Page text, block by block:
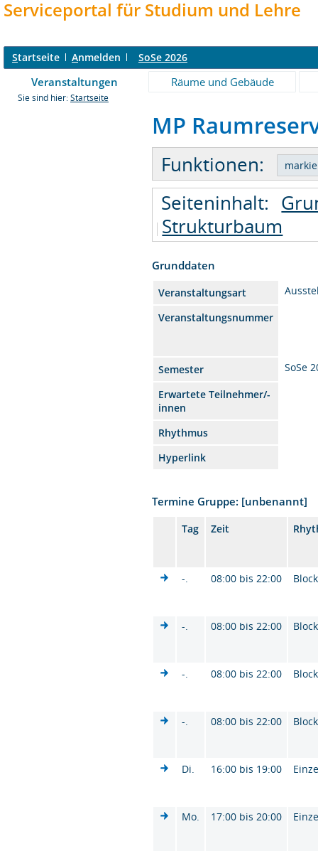
Serviceportal für Studium und Lehre
Startseite Anmelden SoSe 2026
Veranstaltungen Räume und Gebäude
Sie sind hier: Startseite
MP
Funktionen:
Seiteninhalt:
Strukturbaum
Grunddaten
Veranstaltungsart
Veranstaltungsnummer
Semester
SoSe
Erwartete Teilnehmer/-
innen
Rhythmus
Hyperlink
Termine Gruppe: [unbenannt]
Tag Zeit
-. 08:00 bis 22:00
-. 08:00 bis 22:00
-. 08:00 bis 22:00
-. 08:00 bis 22:00
Di. 16:00 bis 19:00
Mo. 17:00 bis 20:00